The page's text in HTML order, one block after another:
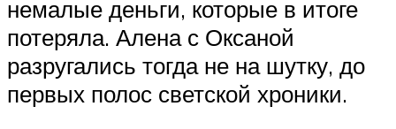
немалые деньги, которые в итоге
потеряла. Алена с Оксаной
разругались тогда не на шутку, до
первых полос светской хроники.